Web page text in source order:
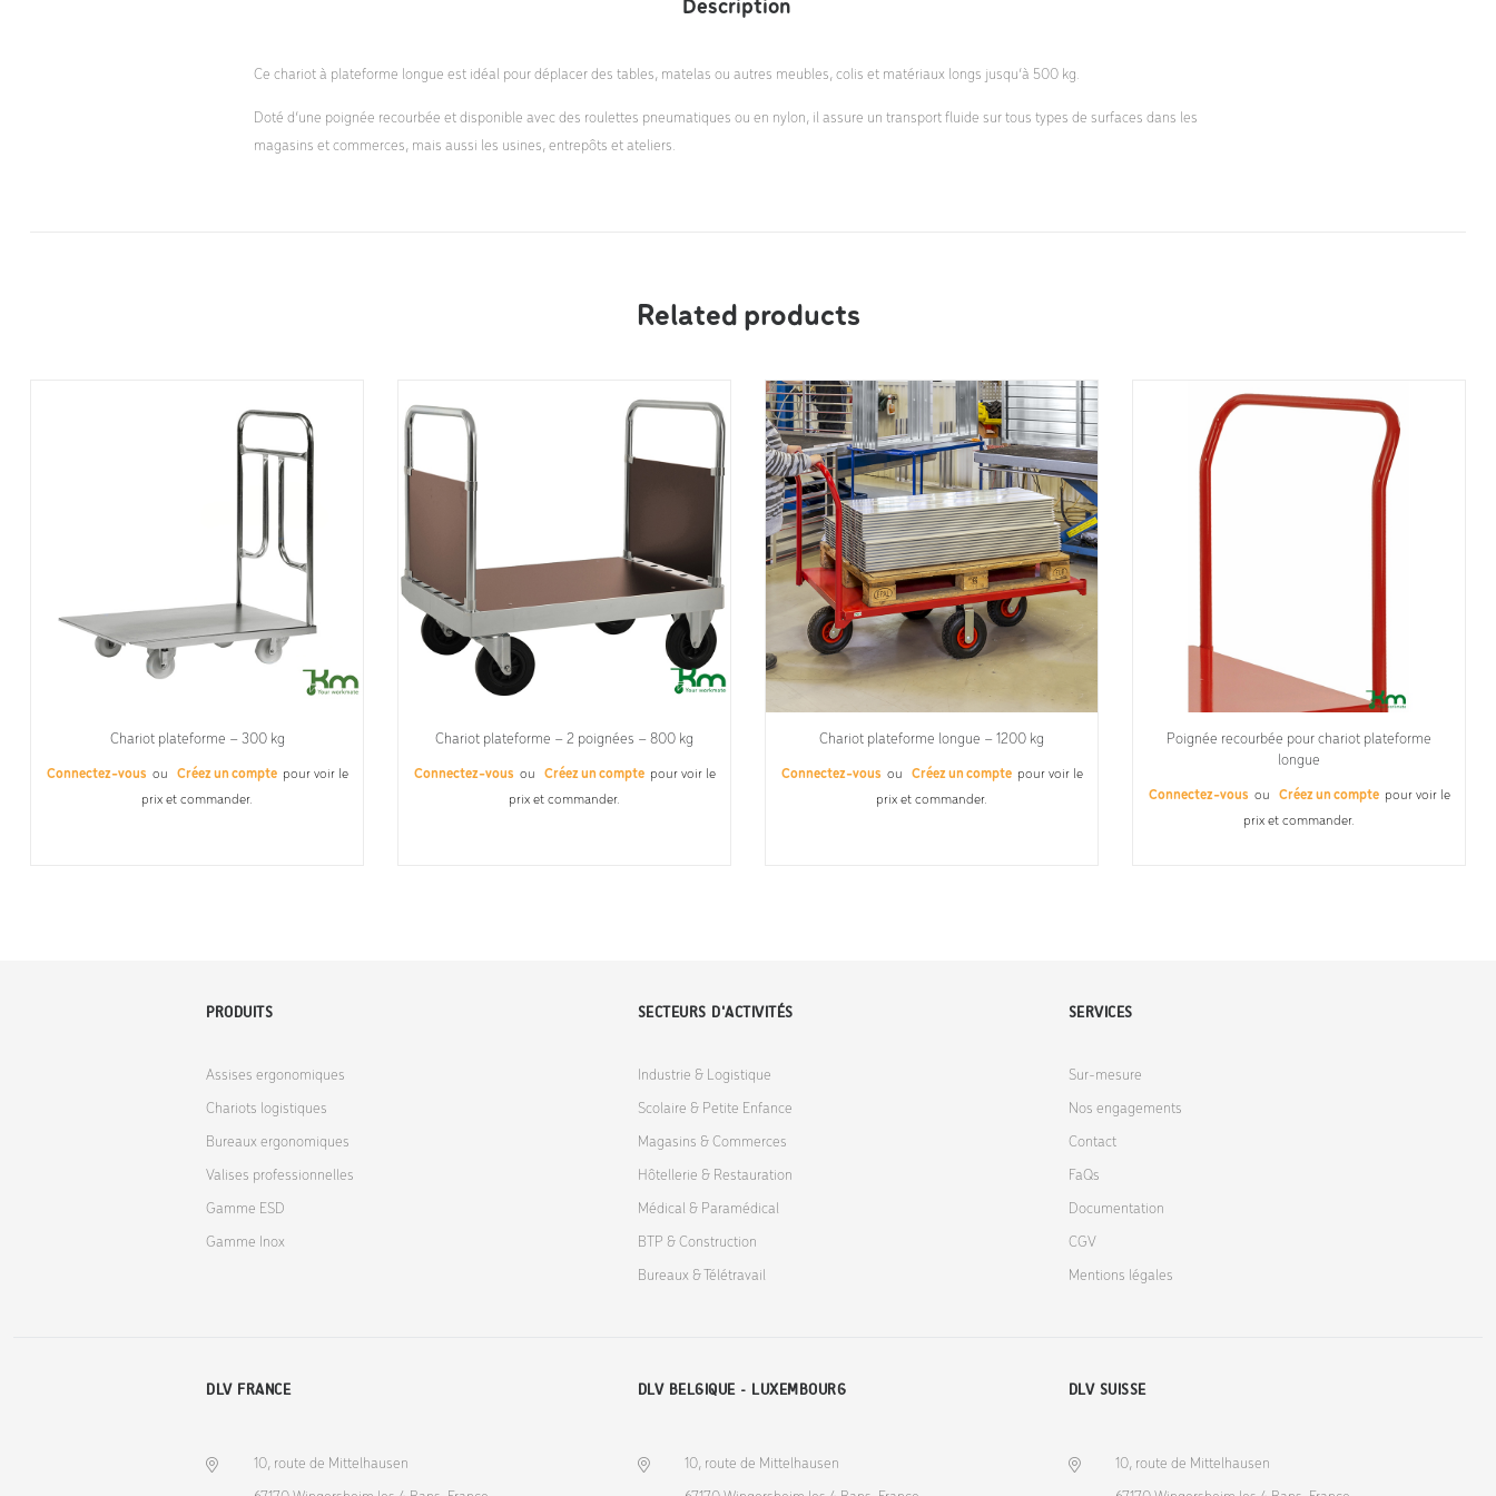
Description
Ce chariot à plateforme longue est idéal pour déplacer des tables, matelas ou autres meubles, colis et matériaux longs jusqu’à 500 kg.
Doté d’une poignée recourbée et disponible avec des roulettes pneumatiques ou en nylon, il assure un transport fluide sur tous types de surfaces dans les
magasins et commerces, mais aussi les usines, entrepôts et ateliers.
Related products
Chariot plateforme – 300 kg
Connectez-vous ou Créez un compte pour voir le
prix et commander.
Chariot plateforme – 2 poignées – 800 kg
Connectez-vous ou Créez un compte pour voir le
prix et commander.
Chariot plateforme longue – 1200 kg
Connectez-vous ou Créez un compte pour voir le
prix et commander.
Poignée recourbée pour chariot plateforme
longue
Connectez-vous ou Créez un compte pour voir le
prix et commander.
PRODUITS
Assises ergonomiques
Chariots logistiques
Bureaux ergonomiques
Valises professionnelles
Gamme ESD
Gamme Inox
SECTEURS D'ACTIVITÉS
Industrie & Logistique
Scolaire & Petite Enfance
Magasins & Commerces
Hôtellerie & Restauration
Médical & Paramédical
BTP & Construction
Bureaux & Télétravail
SERVICES
Sur-mesure
Nos engagements
Contact
FaQs
Documentation
CGV
Mentions légales
DLV FRANCE
10, route de Mittelhausen
DLV BELGIQUE - LUXEMBOURG
10, route de Mittelhausen
DLV SUISSE
10, route de Mittelhausen